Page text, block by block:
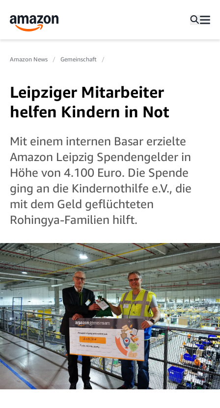
Amazon News Gemeinschaft
Leipziger Mitarbeiter
helfen Kindern in Not
Mit einem internen Basar erzielte
Amazon Leipzig Spendengelder in
Höhe von 4.100 Euro. Die Spende
ging an die Kindernothilfe e.V., die
mit dem Geld geflüchteten
Rohingya-Familien hilft.